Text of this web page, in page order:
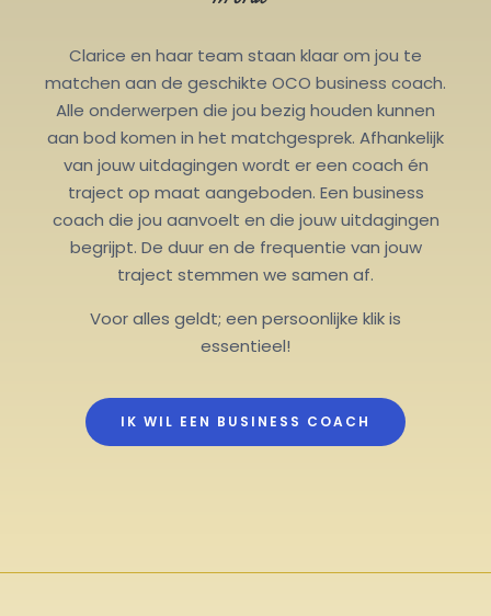
Clarice en haar team staan klaar om jou te
matchen aan de geschikte OCO business coach.
Alle onderwerpen die jou bezig houden kunnen
aan bod komen in het matchgesprek. Afhankelijk
van jouw uitdagingen wordt er een coach én
traject op maat aangeboden. Een business
coach die jou aanvoelt en die jouw uitdagingen
begrijpt. De duur en de frequentie van jouw
traject stemmen we samen af.
Voor alles geldt; een persoonlijke klik is
essentieel!
IK WIL EEN BUSINESS COACH